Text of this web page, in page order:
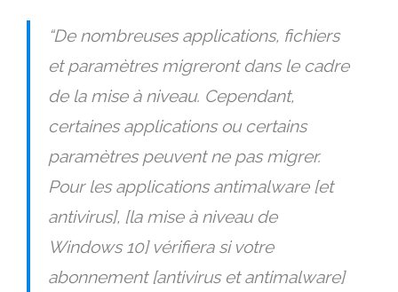
“De nombreuses applications, fichiers
et paramètres migreront dans le cadre
de la mise à niveau. Cependant,
certaines applications ou certains
paramètres peuvent ne pas migrer.
Pour les applications antimalware [et
antivirus], [la mise à niveau de
Windows 10] vérifiera si votre
abonnement [antivirus et antimalware]